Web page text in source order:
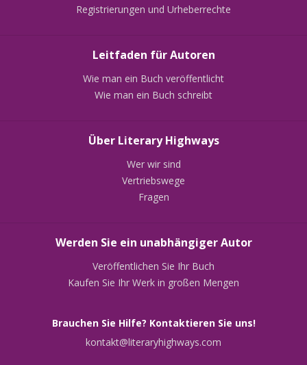
Registrierungen und Urheberrechte
Leitfaden für Autoren
Wie man ein Buch veröffentlicht
Wie man ein Buch schreibt
Über Literary Highways
Wer wir sind
Vertriebswege
Fragen
Werden Sie ein unabhängiger Autor
Veröffentlichen Sie Ihr Buch
Kaufen Sie Ihr Werk in großen Mengen
Brauchen Sie Hilfe? Kontaktieren Sie uns!
kontakt@literaryhighways.com